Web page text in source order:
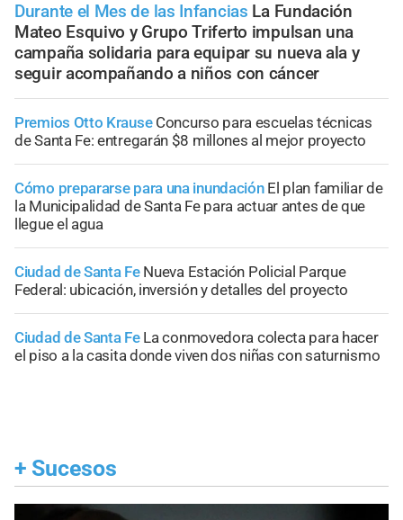
Durante el Mes de las Infancias La Fundación
Mateo Esquivo y Grupo Triferto impulsan una
campaña solidaria para equipar su nueva ala y
seguir acompañando a niños con cáncer
Premios Otto Krause Concurso para escuelas técnicas
de Santa Fe: entregarán $8 millones al mejor proyecto
Cómo prepararse para una inundación El plan familiar de
la Municipalidad de Santa Fe para actuar antes de que
llegue el agua
Ciudad de Santa Fe Nueva Estación Policial Parque
Federal: ubicación, inversión y detalles del proyecto
Ciudad de Santa Fe La conmovedora colecta para hacer
el piso a la casita donde viven dos niñas con saturnismo
+ Sucesos